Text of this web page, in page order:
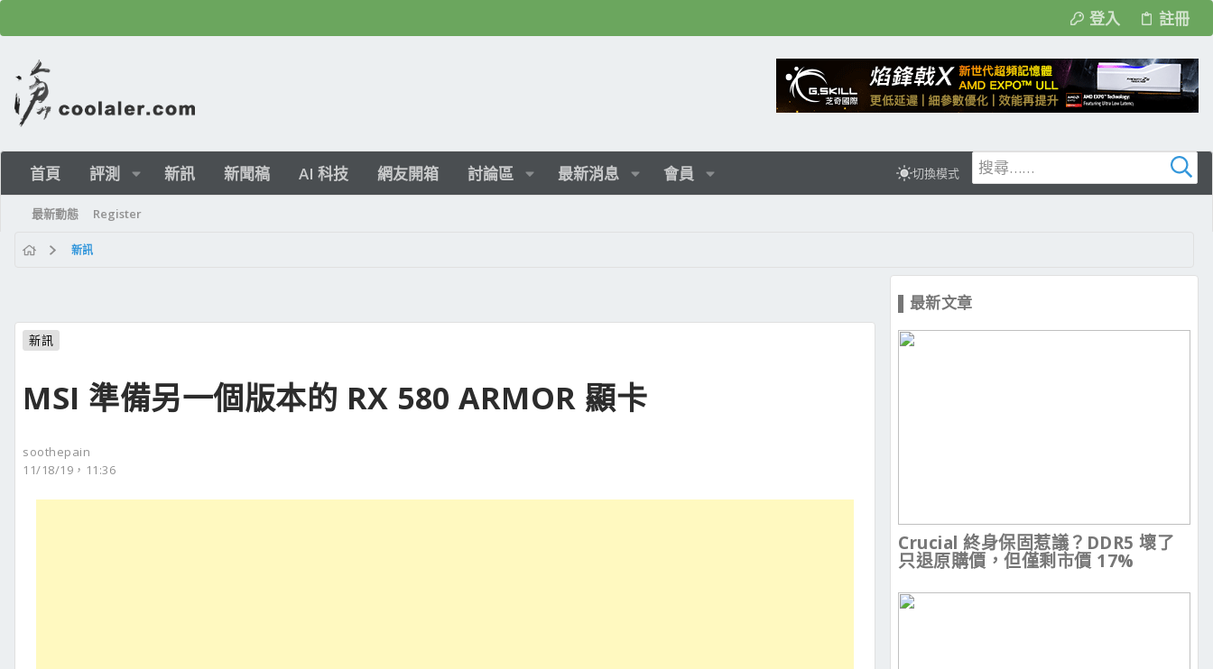
登入 註冊
首頁 評測 新訊 新聞稿 AI 科技 網友開箱 討論區 最新消息 會員 切換模式
最新動態 Register
新訊
新訊
MSI 準備另一個版本的 RX 580 ARMOR 顯卡
soothepain
11/18/19，11:36
▌最新文章
Crucial 終身保固惹議？DDR5 壞了
只退原購價，但僅剩市價 17%